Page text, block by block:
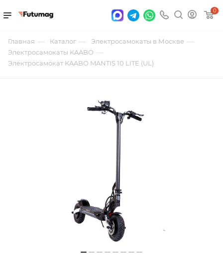
0
Главная — Каталог — Электросамокаты в Москве —
Электросамокаты KAABO —
Электросамокат KAABO MANTIS 10 LITE (UL)